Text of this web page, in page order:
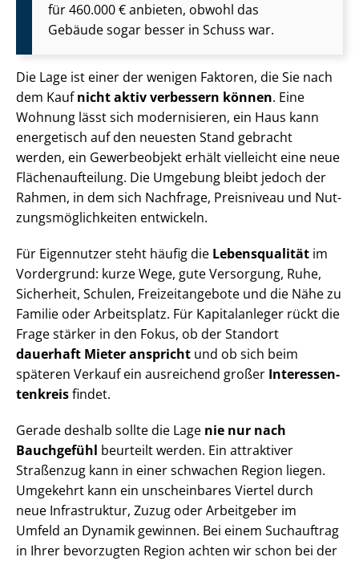
für 460.000 € anbieten, obwohl das
Gebäude sogar besser in Schuss war.
Die Lage ist einer der wenigen Faktoren, die Sie nach
dem Kaufnicht aktiv verbessern können. Eine
Wohnung lässt sich modernisieren, ein Haus kann
energetisch auf den neuesten Stand gebracht
werden, ein Gewerbeobjekt erhält vielleicht eine neue
Flä­chen­auf­tei­lung. Die Umgebung bleibt jedoch der
Rahmen, in dem sich Nachfrage, Preisniveau und Nut­
zungs­mög­lich­kei­ten entwickeln.
Für Eigennutzer steht häufig die Lebensqualität im
Vordergrund: kurze Wege, gute Versorgung, Ruhe,
Sicherheit, Schulen, Frei­zeit­an­ge­bo­te und die Nähe zu
Familie oder Arbeitsplatz. Für Kapitalanleger rückt die
Frage stärker in den Fokus, ob der Standort
dauerhaft Mieter anspricht und ob sich beim
späteren Verkauf ein ausreichend großer In­ter­es­sen­
ten­kreisfindet.
Gerade deshalb sollte die Lage nie nur nach
Bauchgefühl beurteilt werden. Ein attraktiver
Straßenzug kann in einer schwachen Region liegen.
Umgekehrt kann ein unscheinbares Viertel durch
neue Infrastruktur, Zuzug oder Arbeitgeber im
Umfeld an Dynamik gewinnen. Bei einem Suchauftrag
in Ihrer bevorzugten Region achten wir schon bei der